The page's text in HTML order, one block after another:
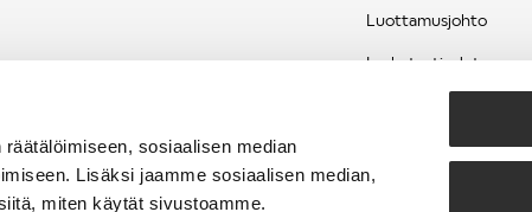
sosiaalisen median
Lisäksi jaamme sosiaalisen median,
miten käytät sivustoamme.
Luottamusjohto
Laskutustiedot